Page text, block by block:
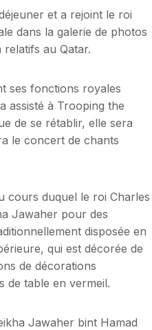
et a rejoint le roi
dans la galerie de photos
au Qatar.
ses fonctions royales
assisté à Trooping the
de se rétablir, elle sera
le concert de chants
cours duquel le roi Charles
Jawaher pour des
disposée en
qui est décorée de
de décorations
de table en vermeil.
Jawaher bint Hamad